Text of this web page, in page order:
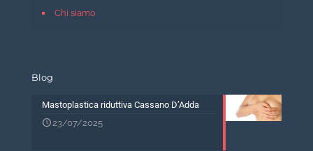
Chi siamo
Blog
Mastoplastica riduttiva Cassano D’Adda
23/07/2025